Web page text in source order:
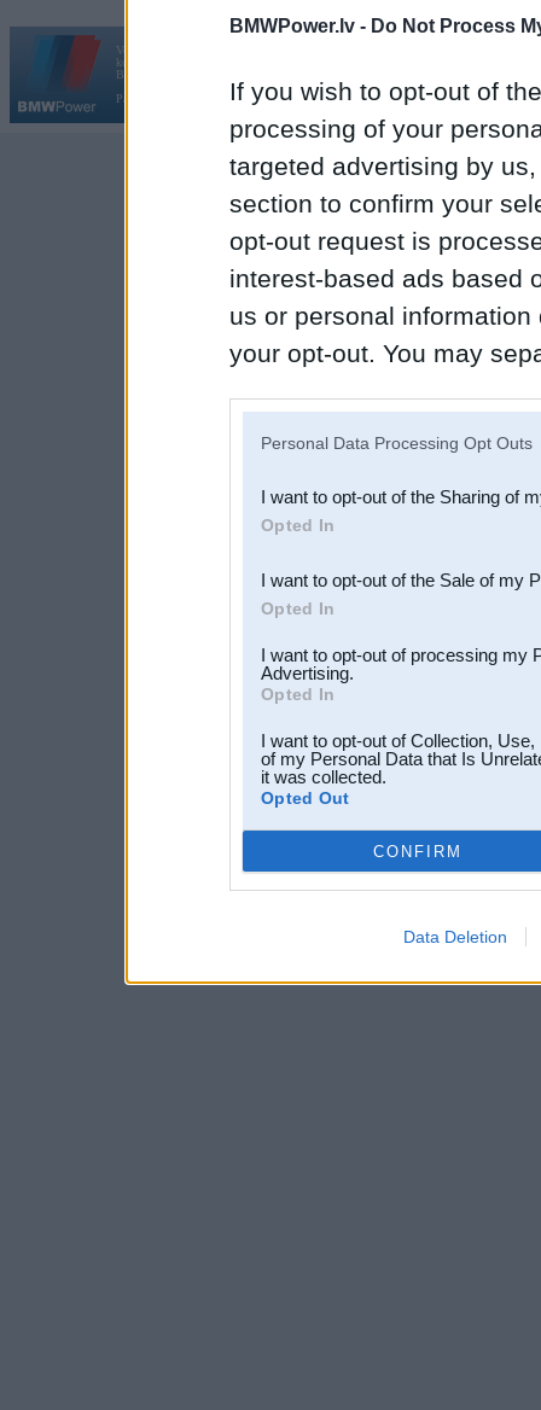
BMWPower.lv - Do Not Process
If you wish to opt-out of
processing of your
targeted advertising by
section to confirm your
opt-out request is
interest-based ads based
us or personal
your opt-out. You may
Downstream Participants
third parties.
Personal Data Processing Opt Outs
I want to opt-out of the Sharing of
Opted In
I want to opt-out of the Sale of my
Opted In
I want to opt-out of processing my
Advertising.
Opted In
I want to opt-out of Collection,
of my Personal Data that Is
it was collected.
Opted Out
CONFIRM
Data Deletion
Vortāls BMWPower.lv darbojas
kopš 2002. gada 14. maija. Tas nav auto klubs un nav saistīts ar
BMW AG.
Par BMWPower
Kontakti |Reklāma